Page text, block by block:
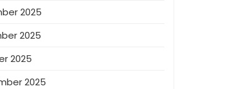
2025
2025
2025
2025